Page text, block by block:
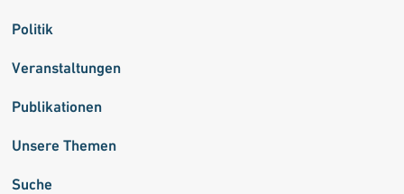
Politik
Veranstaltungen
Publikationen
Unsere Themen
Suche